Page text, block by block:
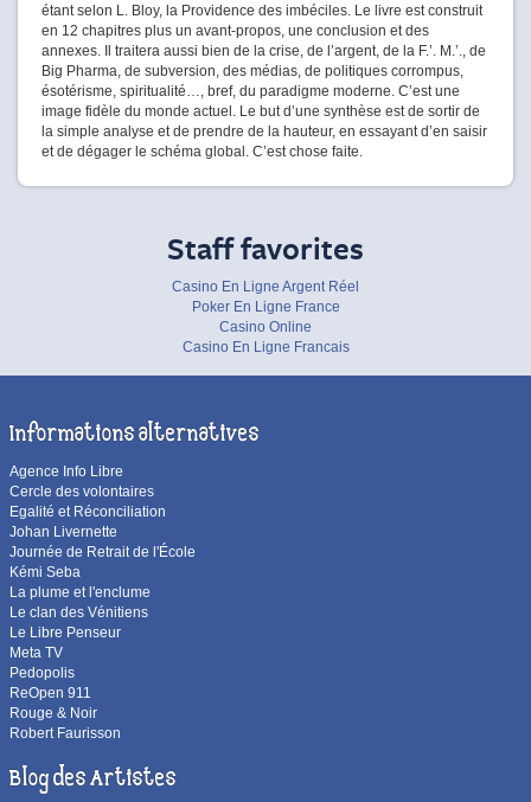
étant selon L. Bloy, la Providence des imbéciles. Le livre est construit
en 12 chapitres plus un avant-propos, une conclusion et des
annexes. Il traitera aussi bien de la crise, de l’argent, de la F.’. M.’., de
Big Pharma, de subversion, des médias, de politiques corrompus,
ésotérisme, spiritualité…, bref, du paradigme moderne. C’est une
image fidèle du monde actuel. Le but d’une synthèse est de sortir de
la simple analyse et de prendre de la hauteur, en essayant d’en saisir
et de dégager le schéma global. C’est chose faite.
Staff favorites
Casino En Ligne Argent Réel
Poker En Ligne France
Casino Online
Casino En Ligne Francais
Informations alternatives
Agence Info Libre
Cercle des volontaires
Egalité et Réconciliation
Johan Livernette
Journée de Retrait de l'École
Kémi Seba
La plume et l'enclume
Le clan des Vénitiens
Le Libre Penseur
Meta TV
Pedopolis
ReOpen 911
Rouge & Noir
Robert Faurisson
Blog des Artistes